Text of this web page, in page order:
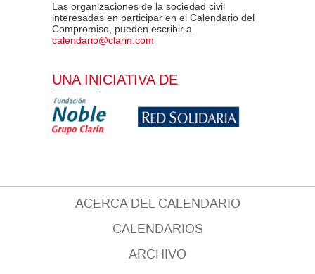
Las organizaciones de la sociedad civil
interesadas en participar en el Calendario del
Compromiso, pueden escribir a
calendario@clarin.com
UNA INICIATIVA DE
ACERCA DEL CALENDARIO
CALENDARIOS
ARCHIVO